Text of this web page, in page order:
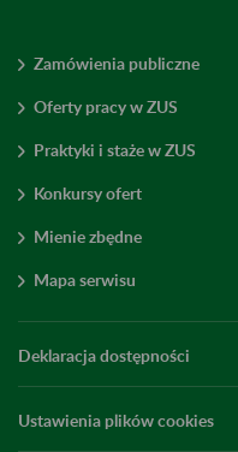
Zamówienia publiczne
Oferty pracy w ZUS
Praktyki i staże w ZUS
Konkursy ofert
Mienie zbędne
Mapa serwisu
Deklaracja dostępności
Ustawienia plików cookies